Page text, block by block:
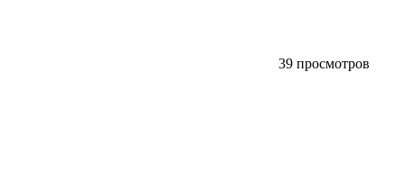
39 просмотров